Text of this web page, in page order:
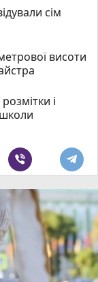
сім
висоти
і